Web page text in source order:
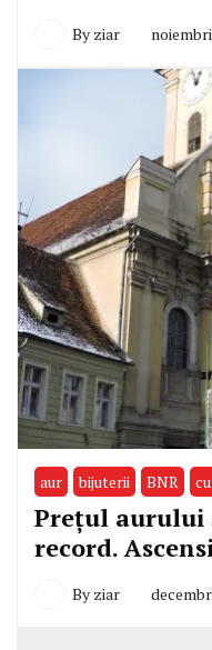
By ziar
aur bijuterii BNR
Prețul aurului
record.
By ziar